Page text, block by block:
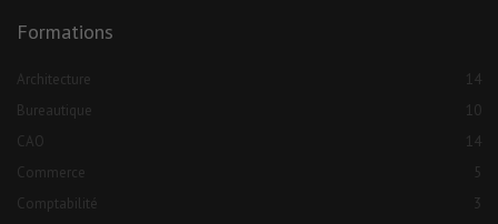
Formations
Architecture
14
Bureautique
10
CAO
14
Commerce
5
Comptabilité
3